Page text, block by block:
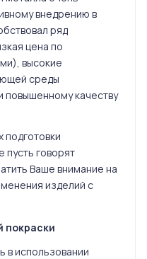
внедрению в
ряд
цена по
высокие
среды
повышенному качеству
подготовки
пусть говорят
Ваше внимание на
изделий с
покраски
в использовании